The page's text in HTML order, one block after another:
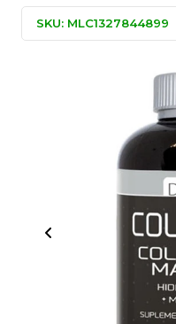
SKU: MLC1327844899